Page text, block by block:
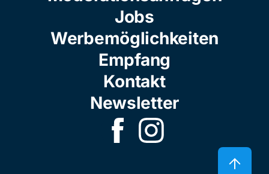
Jobs
Werbemöglichkeiten
Empfang
Kontakt
Newsletter